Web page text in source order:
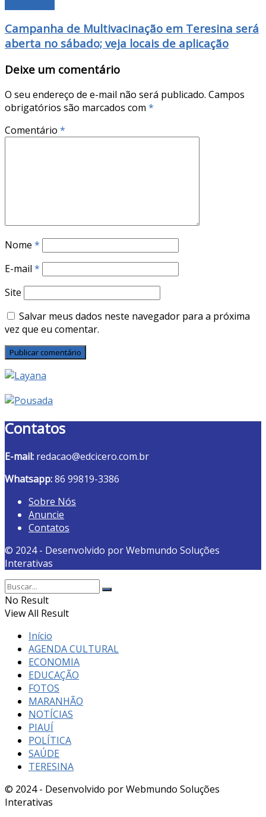
Campanha de Multivacinação em Teresina será
aberta no sábado; veja locais de aplicação
Deixe um comentário
O seu endereço de e-mail não será publicado. Campos
obrigatórios são marcados com *
Comentário *
Nome *
E-mail *
Site
Salvar meus dados neste navegador para a próxima
vez que eu comentar.
Contatos
E-mail: redacao@edcicero.com.br
Whatsapp:86 99819-3386
Sobre Nós
Anuncie
Contatos
© 2024 - Desenvolvido por Webmundo Soluções
Interativas
No Result
View All Result
Início
AGENDA CULTURAL
ECONOMIA
EDUCAÇÃO
FOTOS
MARANHÃO
NOTÍCIAS
PIAUÍ
POLÍTICA
SAÚDE
TERESINA
© 2024 - Desenvolvido por Webmundo Soluções
Interativas